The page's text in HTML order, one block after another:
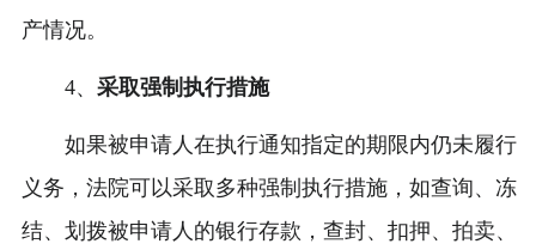
产情况。
4、 采取强制执行措施
如果被申请人在执行通知指定的期限内仍未履行
义务，法院可以采取多种强制执行措施，如查询、冻
结、划拨被申请人的银行存款，查封、扣押、拍卖、